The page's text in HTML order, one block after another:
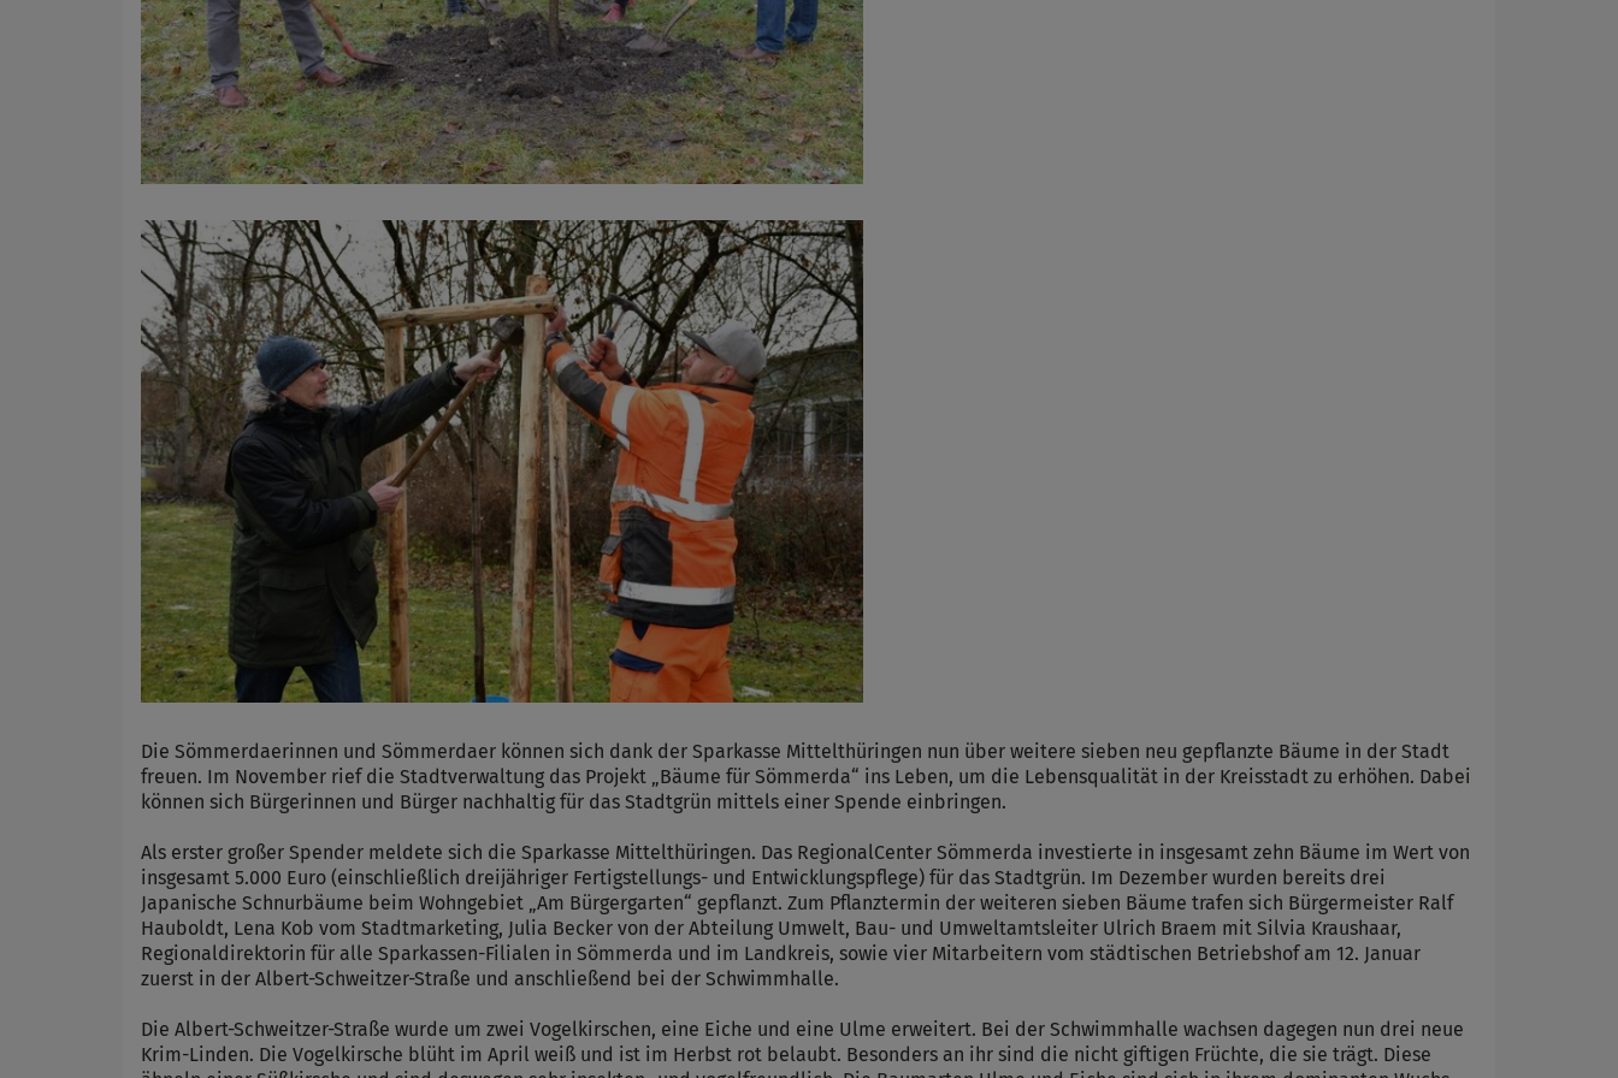
Die Sömmerdaerinnen und Sömmerdaer können sich dank der Sparkasse Mittelthüringen nun über weitere sieben neu gepflanzte Bäume in der Stadt
freuen. Im November rief die Stadtverwaltung das Projekt „Bäume für Sömmerda“ ins Leben, um die Lebensqualität in der Kreisstadt zu erhöhen. Dabei
können sich Bürgerinnen und Bürger nachhaltig für das Stadtgrün mittels einer Spende einbringen.
Als erster großer Spender meldete sich die Sparkasse Mittelthüringen. Das RegionalCenter Sömmerda investierte in insgesamt zehn Bäume im Wert von
insgesamt 5.000 Euro (einschließlich dreijähriger Fertigstellungs- und Entwicklungspflege) für das Stadtgrün. Im Dezember wurden bereits drei
Japanische Schnurbäume beim Wohngebiet „Am Bürgergarten“ gepflanzt. Zum Pflanztermin der weiteren sieben Bäume trafen sich Bürgermeister Ralf
Hauboldt, Lena Kob vom Stadtmarketing, Julia Becker von der Abteilung Umwelt, Bau- und Umweltamtsleiter Ulrich Braem mit Silvia Kraushaar,
Regionaldirektorin für alle Sparkassen-Filialen in Sömmerda und im Landkreis, sowie vier Mitarbeitern vom städtischen Betriebshof am 12. Januar
zuerst in der Albert-Schweitzer-Straße und anschließend bei der Schwimmhalle.
Die Albert-Schweitzer-Straße wurde um zwei Vogelkirschen, eine Eiche und eine Ulme erweitert. Bei der Schwimmhalle wachsen dagegen nun drei neue
Krim-Linden. Die Vogelkirsche blüht im April weiß und ist im Herbst rot belaubt. Besonders an ihr sind die nicht giftigen Früchte, die sie trägt. Diese
Anbieter
Zweck
Cookie Name
Cookie Laufzeit
Infos schließen